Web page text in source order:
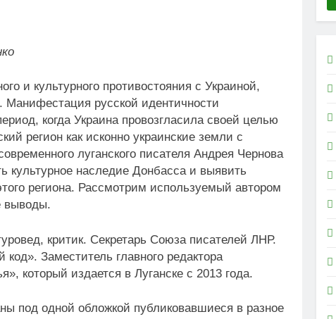
и культурного противостояния с Украиной,
Манифестация русской идентичности
когда Украина провозгласила своей целью
регион как исконно украинские земли с
луганского писателя Андрея Чернова
культурное наследие Донбасса и выявить
региона. Рассмотрим используемый автором
выводы.
критик. Секретарь Союза писателей ЛНР.
Заместитель главного редактора
который издается в Луганске с 2013 года.
под одной обложкой публиковавшиеся в разное